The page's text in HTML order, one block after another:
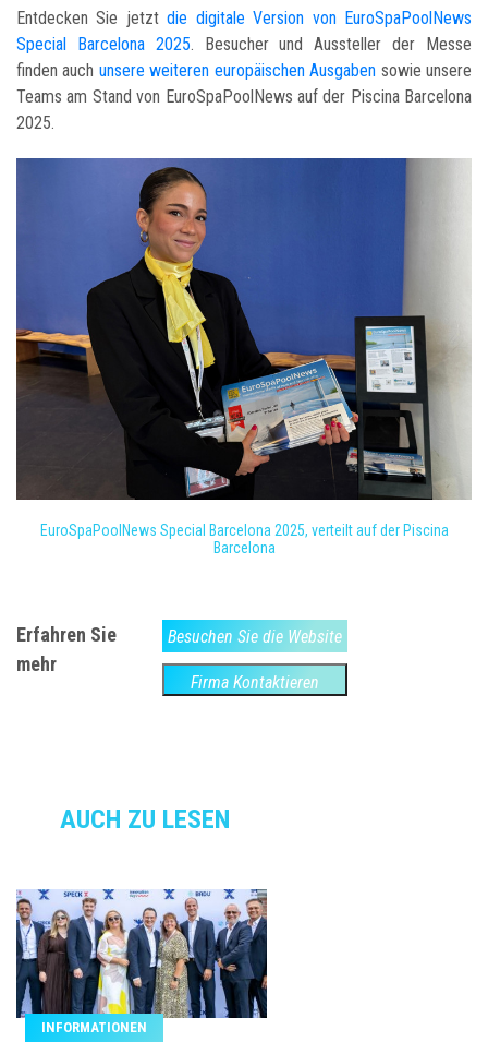
Entdecken Sie jetztdie digitale Version von EuroSpaPoolNews
Special Barcelona 2025 . Besucher und Aussteller der Messe
finden auch unsere weiteren europäischen Ausgaben sowie unsere
Teams am Stand von EuroSpaPoolNews auf der Piscina Barcelona
2025.
EuroSpaPoolNews Special Barcelona 2025, verteilt auf der Piscina
Barcelona
Erfahren Sie
mehr
Besuchen Sie die Website
Firma Kontaktieren
AUCH ZU LESEN
INFORMATIONEN